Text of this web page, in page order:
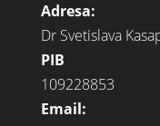
Adresa:
Dr Svetislava
PIB
109228853
Email: